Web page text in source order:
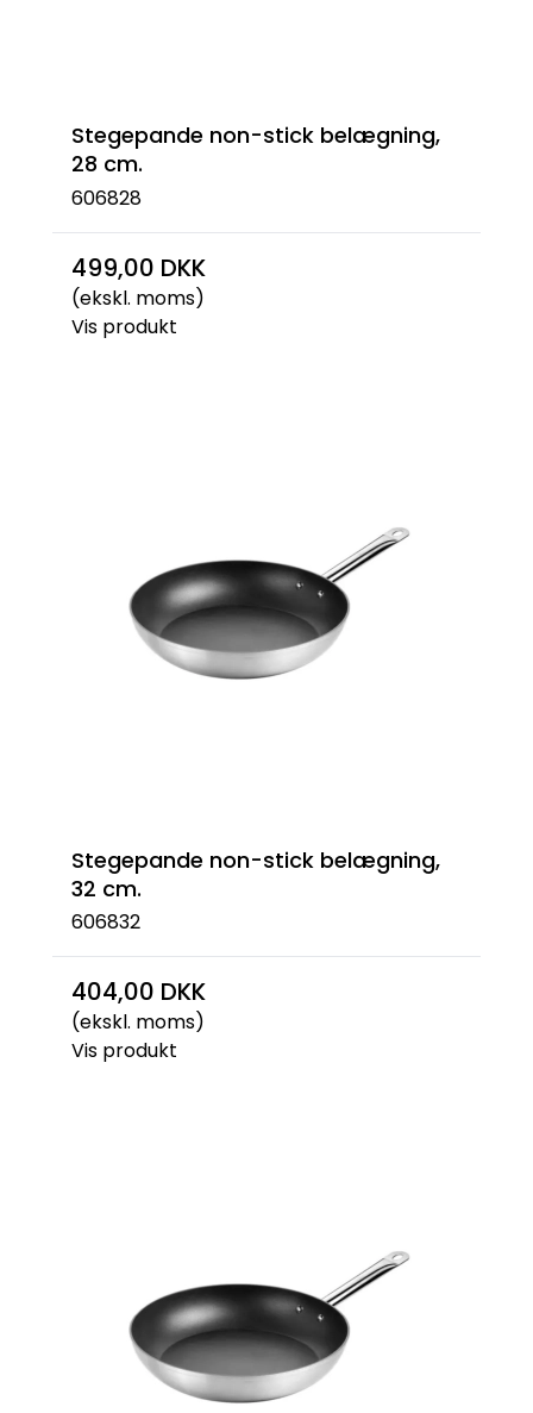
Stegepande non-stick belægning,
28 cm.
606828
499,00 DKK
(ekskl. moms)
Vis produkt
Stegepande non-stick belægning,
32 cm.
606832
404,00 DKK
(ekskl. moms)
Vis produkt